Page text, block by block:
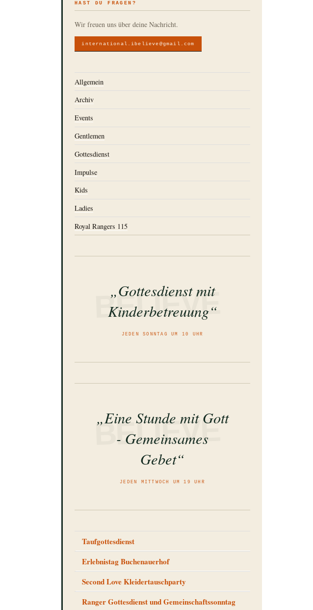
HAST DU FRAGEN?
Wir freuen uns über deine Nachricht.
international.ibelieve@gmail.com
Allgemein
Archiv
Events
Gentlemen
Gottesdienst
Impulse
Kids
Ladies
Royal Rangers 115
BELIEVE
„Gottesdienst mit
Kinderbetreuung“
JEDEN SONNTAG UM 10 UHR
BELIEVE
„Eine Stunde mit Gott
- Gemeinsames
Gebet“
JEDEN MITTWOCH UM 19 UHR
Taufgottesdienst
Erlebnistag Buchenauerhof
Second Love Kleidertauschparty
Ranger Gottesdienst und Gemeinschaftssonntag